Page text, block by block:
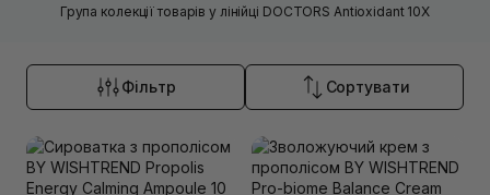
Група колекції товарів у лінійці DOCTORS Antioxidant 10X
Фільтр Сортувати